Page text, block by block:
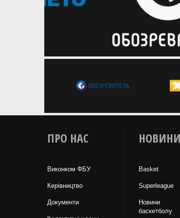
ПРО НАС
Виконком ФБУ
Керівництво
Документи
НОВИНИ
Basket
Superleague
Новини
баскетболу